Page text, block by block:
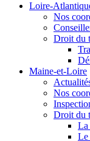
Loire-
Nos
Droit du
Maine-et-Loire
Nos
Droit du
La
Le